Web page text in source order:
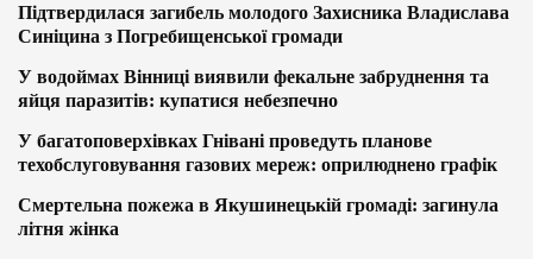
Підтвердилася загибель молодого Захисника Владислава
Синіцина з Погребищенської громади
У водоймах Вінниці виявили фекальне забруднення та
яйця паразитів: купатися небезпечно
У багатоповерхівках Гнівані проведуть планове
техобслуговування газових мереж: оприлюднено графік
Смертельна пожежа в Якушинецькій громаді: загинула
літня жінка